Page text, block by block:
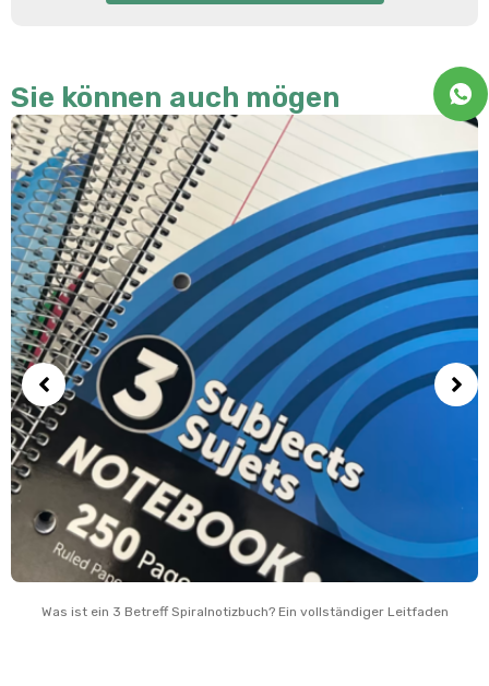
Sie können auch mögen
Was ist ein 3 Betreff Spiralnotizbuch? Ein vollständiger Leitfaden